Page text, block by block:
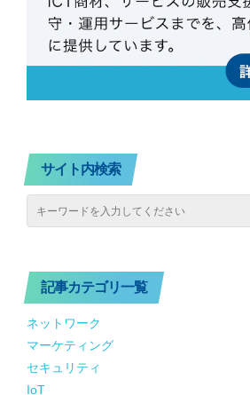
サイト内検索
記事カテゴリ一覧
ネットワーク
マーケティング
セキュリティ
IoT